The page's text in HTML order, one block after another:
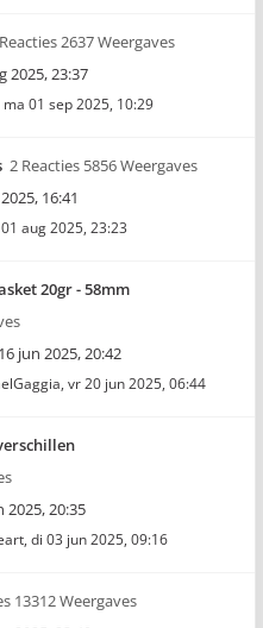
2637 Weergaves
2025, 23:37
ma 01 sep 2025, 10:29
2 Reacties 5856 Weergaves
16:41
aug 2025, 23:23
20gr - 58mm
jun 2025, 20:42
, vr 20 jun 2025, 06:44
2025, 20:35
, di 03 jun 2025, 09:16
13312 Weergaves